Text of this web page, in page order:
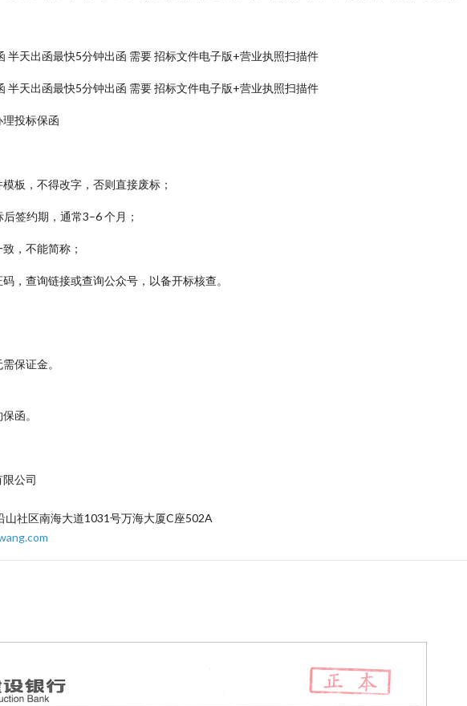
半天出函最快5分钟出函 需要 招标文件电子版+营业执照扫描件
半天出函最快5分钟出函 需要 招标文件电子版+营业执照扫描件
投标保函
板，不得改字，否则直接废标；
签约期，通常3–6 个月；
，不能简称；
，查询链接或查询公众号，以备开标核查。
保证金。
函。
公司
山社区南海大道1031号万海大厦C座502A